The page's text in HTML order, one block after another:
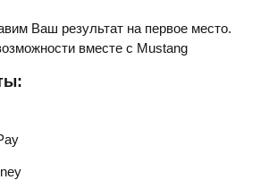
Ваш результат на первое место.
вместе с Mustang